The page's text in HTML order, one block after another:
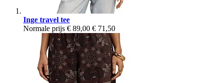
Inge travel tee
Normale prijs € 89,00 € 71,50